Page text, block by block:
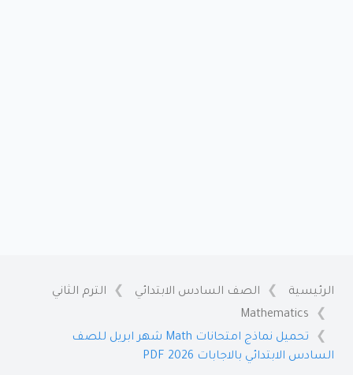
الرئيسية الصف السادس الابتدائي
الترم الثاني
Mathematics
تحميل نماذج امتحانات Math شهر ابريل للصف
السادس الابتدائي بالاجابات 2026 PDF